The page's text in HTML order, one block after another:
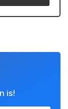
is!